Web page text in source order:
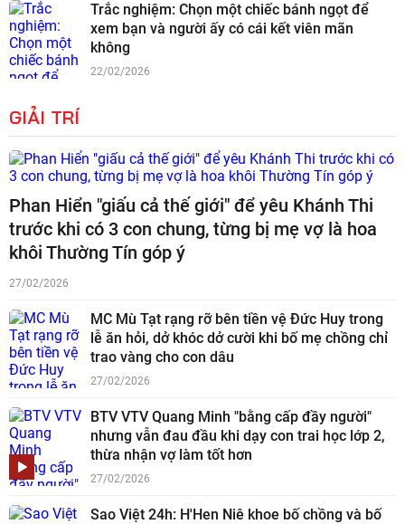
Trắc nghiệm: Chọn một chiếc bánh ngọt để
xem bạn và người ấy có cái kết viên mãn
không
22/02/2026
GIẢI TRÍ
Phan Hiển "giấu cả thế giới" để yêu Khánh Thi
trước khi có 3 con chung, từng bị mẹ vợ là hoa
khôi Thường Tín góp ý
27/02/2026
MC Mù Tạt rạng rỡ bên tiền vệ Đức Huy trong
lễ ăn hỏi, dở khóc dở cười khi bố mẹ chồng chỉ
trao vàng cho con dâu
27/02/2026
BTV VTV Quang Minh "bằng cấp đầy người"
nhưng vẫn đau đầu khi dạy con trai học lớp 2,
thừa nhận vợ làm tốt hơn
27/02/2026
Sao Việt 24h: H'Hen Niê khoe bố chồng và bố